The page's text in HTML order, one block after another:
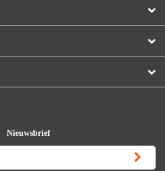
Nieuwsbrief